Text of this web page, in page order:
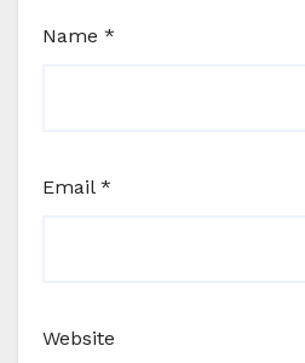
Name *
Email *
Website